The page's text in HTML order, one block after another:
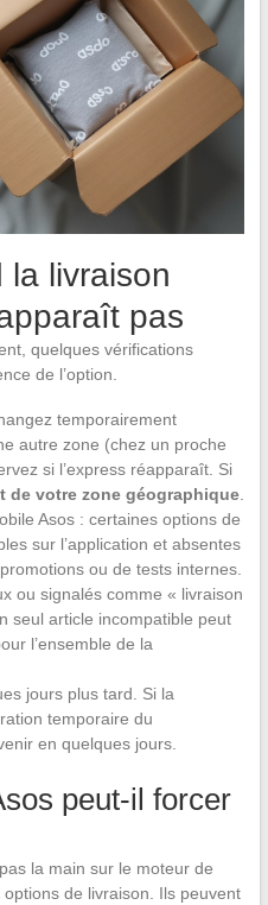
la livraison
pas
quelques vérifications
de l’option.
temporairement
autre zone (chez un proche
si l’express réapparaît. Si
de votre zone géographique.
Asos : certaines options de
sur l’application et absentes
ou de tests internes.
ou signalés comme « livraison
seul article incompatible peut
l’ensemble de la
jours plus tard. Si la
temporaire du
en quelques jours.
peut-il forcer
la main sur le moteur de
de livraison. Ils peuvent